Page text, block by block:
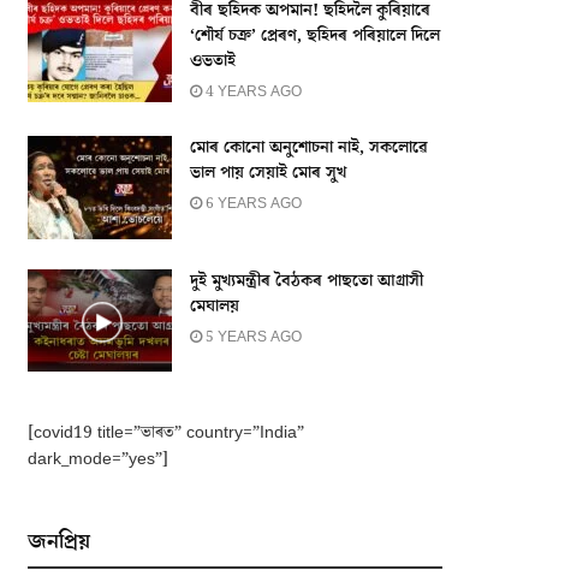
বীৰ ছহিদক অপমান! ছহিদলৈ কুৰিয়াৰে
‘শৌৰ্য চক্ৰ’ প্ৰেৰণ, ছহিদৰ পৰিয়ালে দিলে
ওভতাই
4 YEARS AGO
মোৰ কোনো অনুশোচনা নাই, সকলোৱে
ভাল পায় সেয়াই মোৰ সুখ
6 YEARS AGO
দুই মুখ্যমন্ত্ৰীৰ বৈঠকৰ পাছতো আগ্ৰাসী
মেঘালয়
5 YEARS AGO
[covid19 title=”ভাৰত” country=”India”
dark_mode=”yes”]
জনপ্ৰিয়